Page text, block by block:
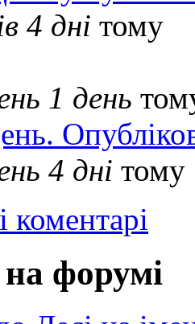
4 дні тому
1 день
4 дні тому
коментарі
форумі